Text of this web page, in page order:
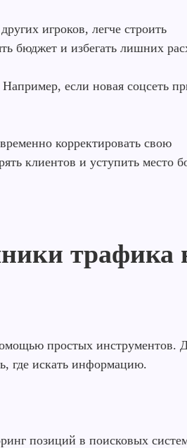
игроков, легче строить
бюджет и избегать лишних
если новая соцсеть
корректировать свою
клиентов и уступить место
трафика
простых инструментов.
где искать информацию.
позиций в поисковых